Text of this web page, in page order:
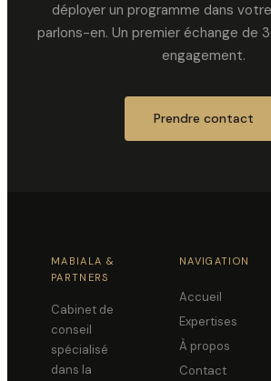
déployer un programme dans
parlons-en. Un premier échange de
engagement.
Prendre contact
MABIALA &
PARTNERS
Cabinet de
conseil
spécialisé
dans la
NAVIGATION
Accueil
Expertises
À propos
Contact